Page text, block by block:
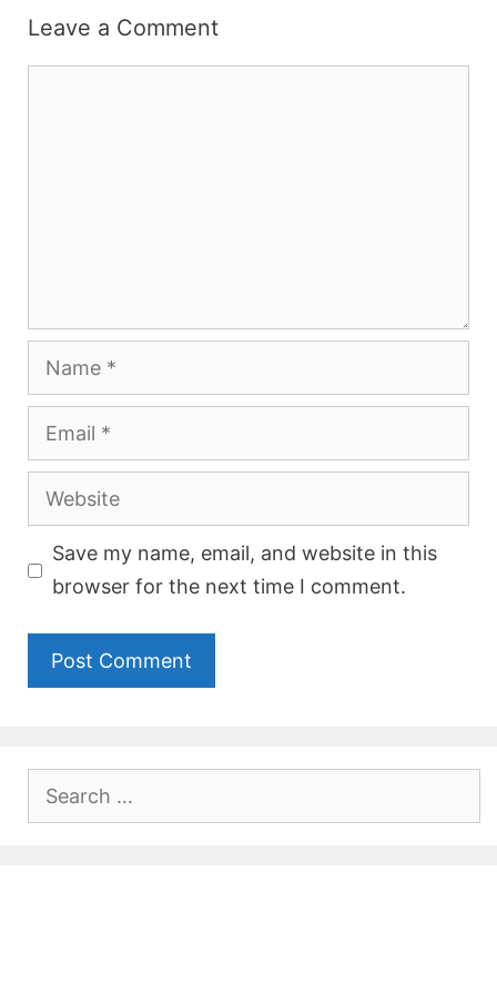
Leave a Comment
Name
Email
Website
Save my name, email, and website in this
browser for the next time I comment.
Search
for: